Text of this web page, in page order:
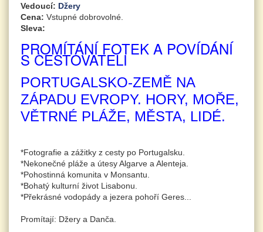
Vedoucí: Džery
Cena: Vstupné dobrovolné.
Sleva:
PROMÍTÁNÍ FOTEK A POVÍDÁNÍ
S CESTOVATELI
PORTUGALSKO-ZEMĚ NA
ZÁPADU EVROPY. HORY, MOŘE,
VĚTRNÉ PLÁŽE, MĚSTA, LIDÉ.
*Fotografie a zážitky z cesty po Portugalsku.
*Nekonečné pláže a útesy Algarve a Alenteja.
*Pohostinná komunita v Monsantu.
*Bohatý kulturní život Lisabonu.
*Překrásné vodopády a jezera pohoří Geres...
Promítají: Džery a Danča.